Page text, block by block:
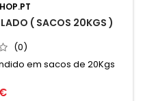
( SACOS 20KGS )
(0)
em sacos de 20Kgs